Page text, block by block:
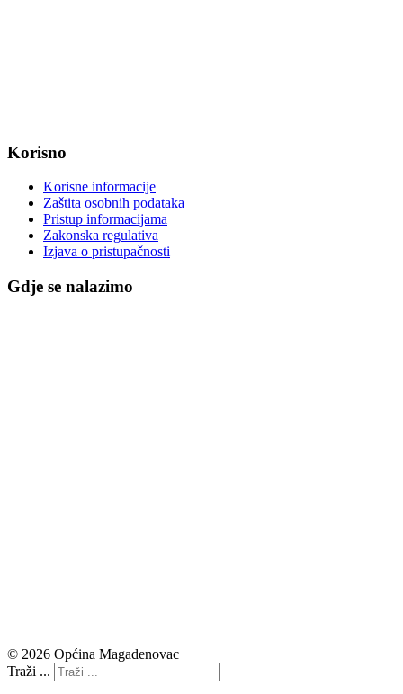
Korisno
Korisne informacije
Zaštita osobnih podataka
Pristup informacijama
Zakonska regulativa
Izjava o pristupačnosti
Gdje se nalazimo
© 2026 Općina Magadenovac
Traži ...